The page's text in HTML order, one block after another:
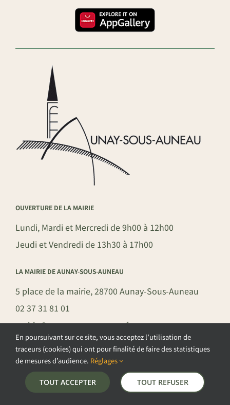
OUVERTURE DE LA MAIRIE
Lundi, Mardi et Mercredi de 9h00 à 12h00
Jeudi et Vendredi de 13h30 à 17h00
LA MAIRIE DE AUNAY-SOUS-AUNEAU
5 place de la mairie, 28700 Aunay-Sous-Auneau
02 37 31 81 01
mairie@aunay-sous-auneau.fr
©COPYRIGHT 2026 – COMMUNE DE AUNAY-SOUS-AUNEAU –
POLITIQUE DE CONFIDENTIALITÉ
GESTION DES COOKIES
–
En poursuivant sur ce site, vous acceptez l’utilisation de
traceurs (cookies) qui ont pour finalité de faire des statistiques
de mesures d’audience. Réglages
TOUT ACCEPTER TOUT REFUSER